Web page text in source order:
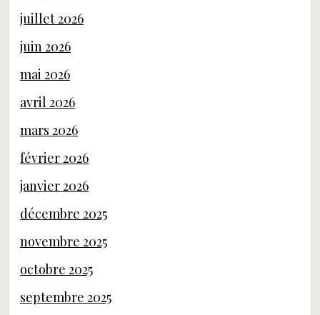
juillet 2026
juin 2026
mai 2026
avril 2026
mars 2026
février 2026
janvier 2026
décembre 2025
novembre 2025
octobre 2025
septembre 2025